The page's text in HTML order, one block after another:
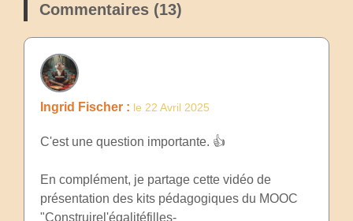
Commentaires (13)
Ingrid Fischer : le 22 Avril 2025
C'est une question importante. 👍
En complément, je partage cette vidéo de
présentation des kits pédagogiques du MOOC
"Construirel'égalitéfilles-